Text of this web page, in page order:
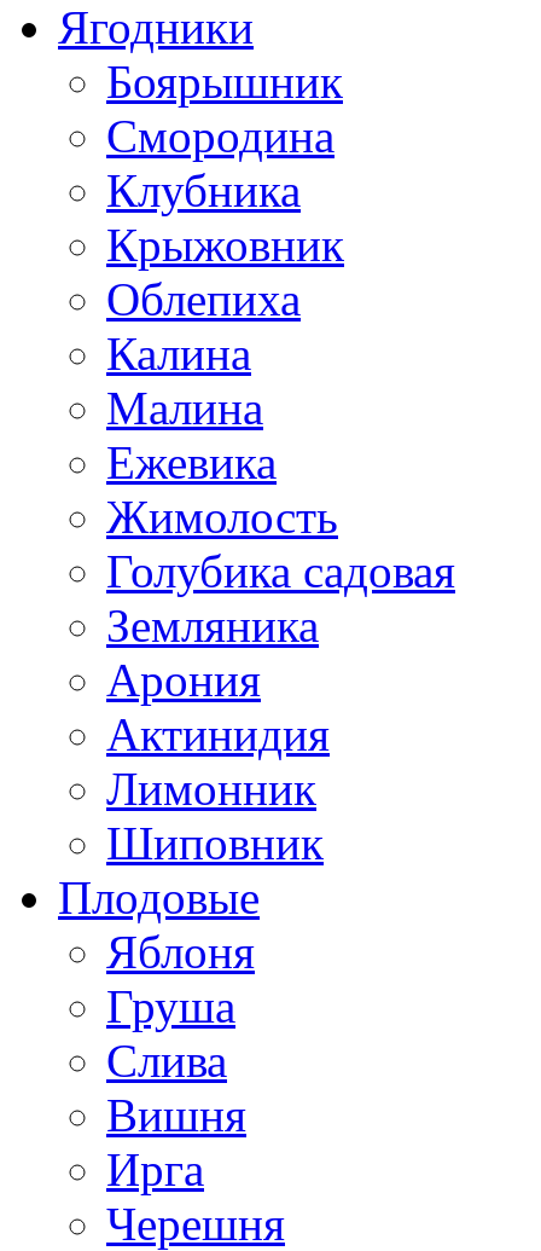
Ягодники
Боярышник
Смородина
Клубника
Крыжовник
Облепиха
Калина
Малина
Ежевика
Жимолость
Голубика садовая
Земляника
Арония
Актинидия
Лимонник
Шиповник
Плодовые
Яблоня
Груша
Слива
Вишня
Ирга
Черешня